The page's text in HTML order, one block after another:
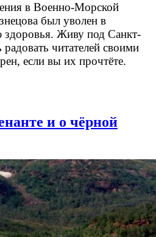
в Военно-Морской
был уволен в
здоровья. Живу под Санкт-
читателей своими
если вы их прочтёте.
и о чёрной